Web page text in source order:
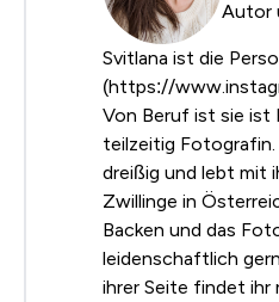
Autor
Svitlana ist die
(https://
Von Beruf ist sie ist
teilzeitig Fotografin.
dreißig und lebt mit
Zwillinge in
Backen und das
leidenschaftlich
ihrer Seite findet ihr